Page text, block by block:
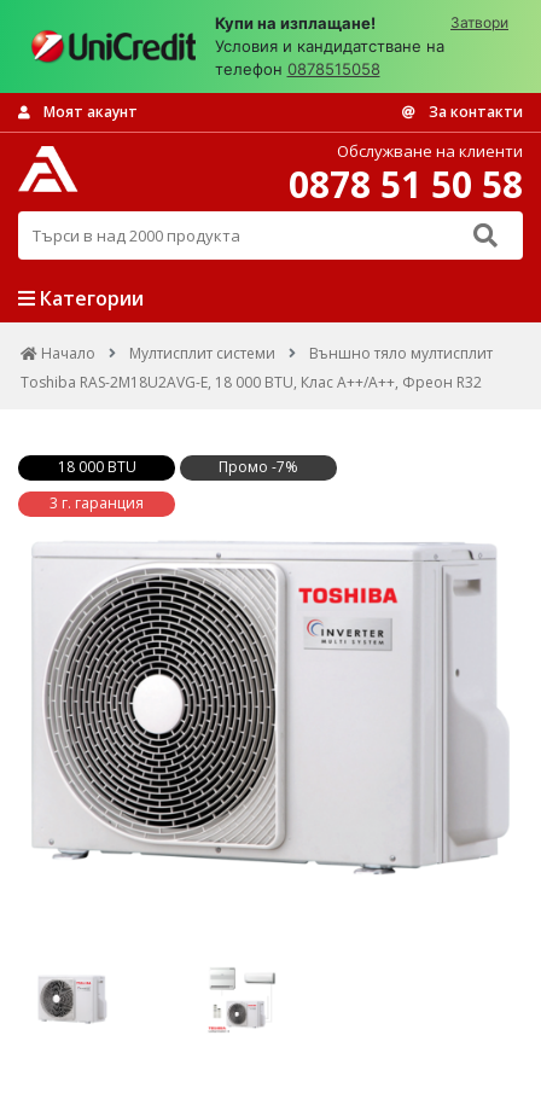
Купи на изплащане!
Условия и кандидатстване на
телефон 0878515058
Затвори
Моят акаунт За контакти
Търси в над 2000 продукта
Обслужване на клиенти
0878 51 50 58
Категории
Начало Мултисплит системи
Външно тяло мултисплит
Toshiba RAS-2M18U2AVG-E, 18 000 BTU, Клас А++/A++, Фреон R32
18 000 BTU
Промо -7%
3 г. гаранция